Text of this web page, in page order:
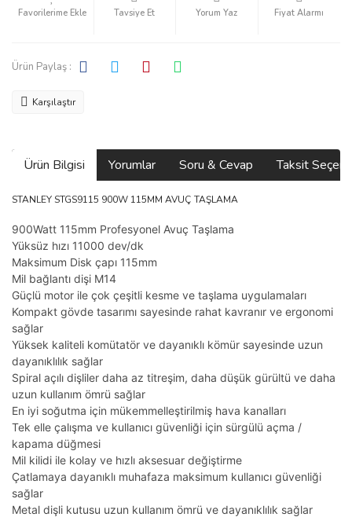
Tavsiye Et Yorum Yaz Fiyat Alarmı
Ürün Paylaş :
Karşılaştır
Ürün Bilgisi Yorumlar Soru & Cevap Taksit
STANLEY STGS9115 900W 115MM AVUÇ TAŞLAMA
900Watt 115mm Profesyonel Avuç Taşlama
Yüksüz hızı 11000 dev/dk
Maksimum Disk çapı 115mm
Mil bağlantı dişi M14
Güçlü motor ile çok çeşitli kesme ve taşlama uygulamaları
Kompakt gövde tasarımı sayesinde rahat kavranır ve ergonomi
sağlar
Yüksek kaliteli komütatör ve dayanıklı kömür sayesinde uzun
dayanıklılık sağlar
Spiral açılı dişliler daha az titreşim, daha düşük gürültü ve daha
uzun kullanım ömrü sağlar
En iyi soğutma için mükemmelleştirilmiş hava kanalları
Tek elle çalışma ve kullanıcı güvenliği için sürgülü açma /
kapama düğmesi
Mil kilidi ile kolay ve hızlı aksesuar değiştirme
Çatlamaya dayanıklı muhafaza maksimum kullanıcı güvenliği
sağlar
Metal dişli kutusu uzun kullanım ömrü ve dayanıklılık sağlar